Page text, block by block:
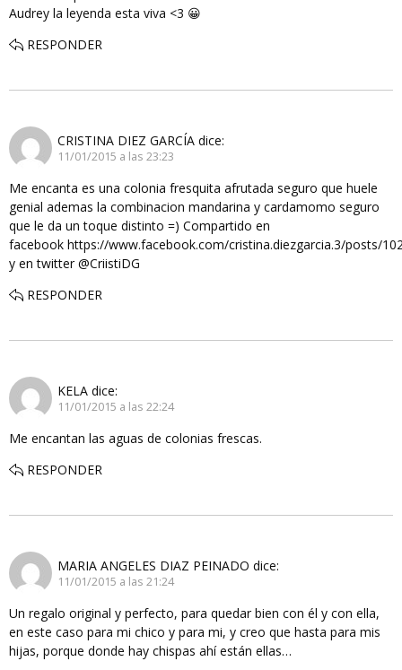
Audrey la leyenda esta viva <3 😀
RESPONDER
CRISTINA DIEZ GARCÍA dice:
11/01/2015 a las 23:23
Me encanta es una colonia fresquita afrutada seguro que huele
genial ademas la combinacion mandarina y cardamomo seguro
que le da un toque distinto =) Compartido en
facebook https://www.facebook.com/cristina.diezgarcia.3/posts/
y en twitter @CriistiDG
RESPONDER
KELA dice:
11/01/2015 a las 22:24
Me encantan las aguas de colonias frescas.
RESPONDER
MARIA ANGELES DIAZ PEINADO dice:
11/01/2015 a las 21:24
Un regalo original y perfecto, para quedar bien con él y con ella,
en este caso para mi chico y para mi, y creo que hasta para mis
hijas, porque donde hay chispas ahí están ellas…